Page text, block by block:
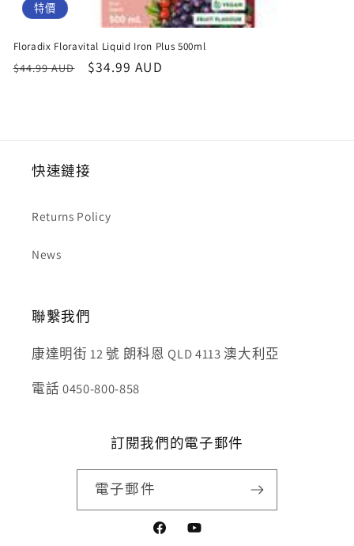
特價
Floradix Floravital Liquid Iron Plus 500ml
定
$44.99 AUD
售
$34.99 AUD
快速鏈接
Returns Policy
News
聯繫我們
康達明街 12 號 朗科恩 QLD 4113 澳大利亞
電話 0450-800-858
訂閱我們的電子郵件
電子郵件
FacebookYouTube